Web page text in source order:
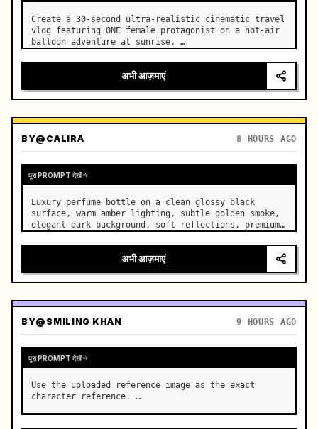
Create a 30-second ultra-realistic cinematic travel
vlog featuring ONE female protagonist on a hot-air
balloon adventure at sunrise. …
अभी आज़माएं
BY@CALIRA 8 HOURS AGO
पूरा PROMPT देखें
Luxury perfume bottle on a clean glossy black
surface, warm amber lighting, subtle golden smoke,
elegant dark background, soft reflections, premium
camera push-in, photorealistic, 4K. …
अभी आज़माएं
BY@SMILING KHAN 9 HOURS AGO
पूरा PROMPT देखें
Use the uploaded reference image as the exact
character reference. …